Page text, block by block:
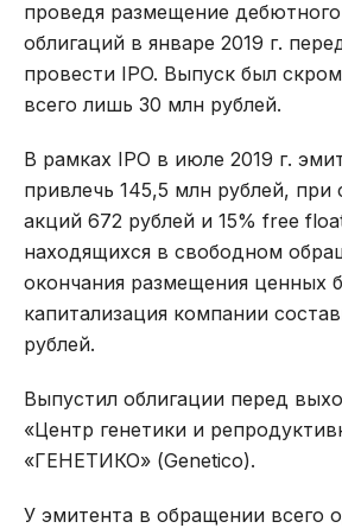
проведя размещение
облигаций в январе 2019 г.
провести IPO. Выпуск был
всего лишь 30 млн рублей.
В рамках IPO в июле 2019 г.
привлечь 145,5 млн рублей, при
акций 672 рублей и 15% free
находящихся в свободном
окончания размещения ценных
капитализация компании
рублей.
Выпустил облигации перед
«Центр генетики и
«ГЕНЕТИКО» (Genetico).
У эмитента в обращении всего